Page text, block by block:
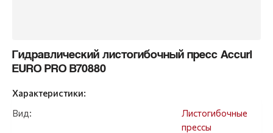
Гидравлический листогибочный пресс Accurl
EURO PRO B70880
Характеристики:
Вид:
Листогибочные
прессы